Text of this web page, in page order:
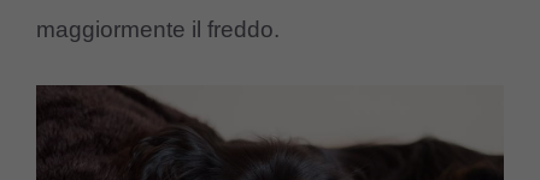
maggiormente il freddo.